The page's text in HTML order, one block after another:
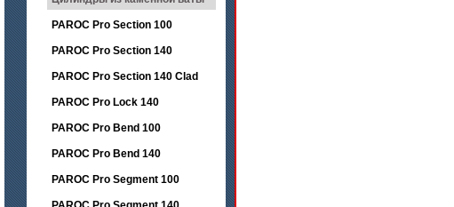
PAROC Pro Section 100
PAROC Pro Section 140
PAROC Pro Section 140 Clad
PAROC Pro Lock 140
PAROC Pro Bend 100
PAROC Pro Bend 140
PAROC Pro Segment 100